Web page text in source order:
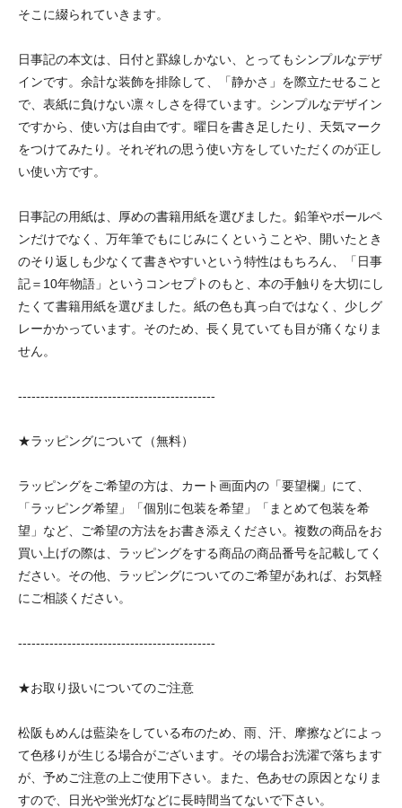
そこに綴られていきます。
日事記の本文は、日付と罫線しかない、とってもシンプルなデザ
インです。余計な装飾を排除して、「静かさ」を際立たせること
で、表紙に負けない凛々しさを得ています。シンプルなデザイン
ですから、使い方は自由です。曜日を書き足したり、天気マーク
をつけてみたり。それぞれの思う使い方をしていただくのが正し
い使い方です。
日事記の用紙は、厚めの書籍用紙を選びました。鉛筆やボールペ
ンだけでなく、万年筆でもにじみにくということや、開いたとき
のそり返しも少なくて書きやすいという特性はもちろん、「日事
記＝10年物語」というコンセプトのもと、本の手触りを大切にし
たくて書籍用紙を選びました。紙の色も真っ白ではなく、少しグ
レーかかっています。そのため、長く見ていても目が痛くなりま
せん。
--------------------------------------------
★ラッピングについて（無料）
ラッピングをご希望の方は、カート画面内の「要望欄」にて、
「ラッピング希望」「個別に包装を希望」「まとめて包装を希
望」など、ご希望の方法をお書き添えください。複数の商品をお
買い上げの際は、ラッピングをする商品の商品番号を記載してく
ださい。その他、ラッピングについてのご希望があれば、お気軽
にご相談ください。
--------------------------------------------
★お取り扱いについてのご注意
松阪もめんは藍染をしている布のため、雨、汗、摩擦などによっ
て色移りが生じる場合がございます。その場合お洗濯で落ちます
が、予めご注意の上ご使用下さい。また、色あせの原因となりま
すので、日光や蛍光灯などに長時間当てないで下さい。